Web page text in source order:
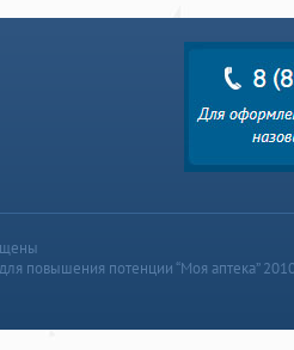
повышения потенции “Моя аптека”